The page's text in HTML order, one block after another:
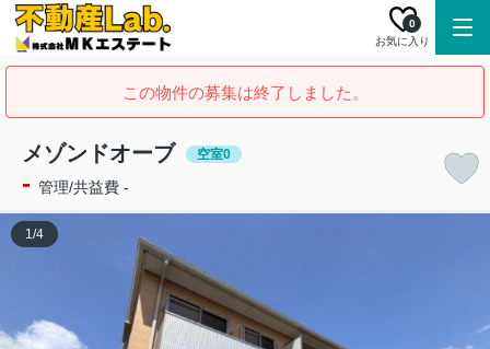
お気に入り
0
この物件の募集は終了しました。
メゾンドオーブ 空室0
- 管理/共益費 -
1/4